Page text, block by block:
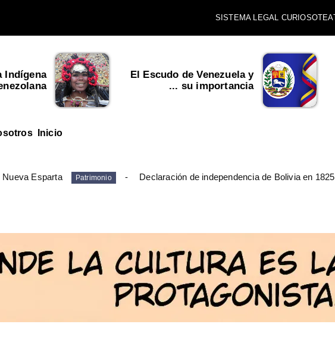
Indígena
El Escudo de Venezuela y
su importancia ...
Inicio
Declaración de independencia de Bolivia en 1825
Patrimonio
Esparta